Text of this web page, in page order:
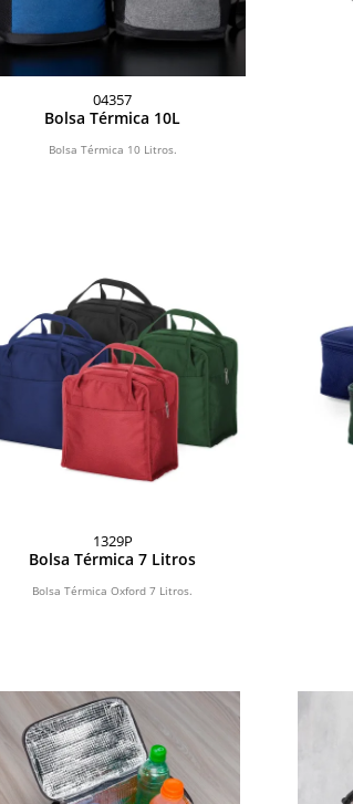
04357
Bolsa Térmica 10L
Bolsa Térmica 10 Litros.
1329P
Bolsa Térmica 7 Litros
Bolsa Térmica Oxford 7 Litros.